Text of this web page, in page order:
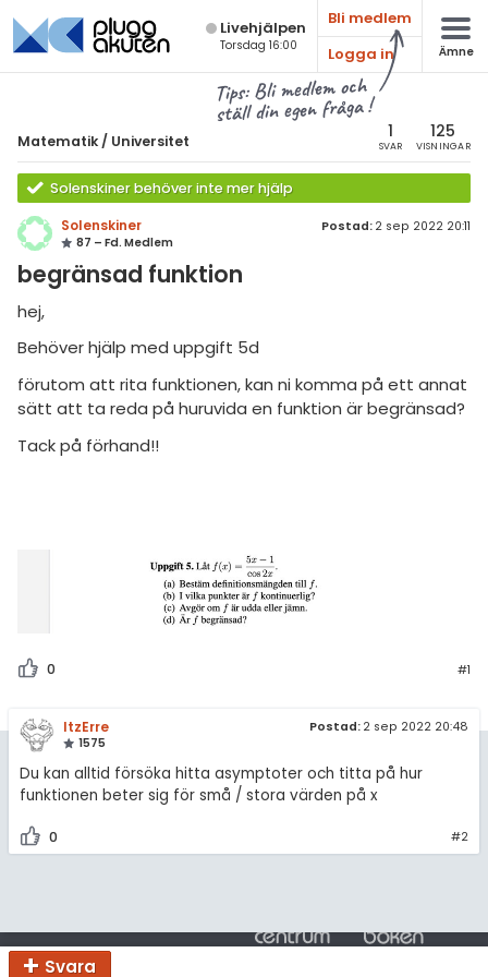
Live­hjälpen
Torsdag 16:00
Bli medlem
Logga in
Ämne
Tips: Bli medlem och
ställ din egen fråga !
Matematik / Universitet 1
SVAR
125
VISNINGAR
Solenskiner behöver inte mer hjälp
Solenskiner
87 – Fd. Medlem
Postad: 2 sep 2022 20:11
begränsad funktion
hej,
Behöver hjälp med uppgift 5d
förutom att rita funktionen, kan ni komma på ett annat
sätt att ta reda på huruvida en funktion är begränsad?
Tack på förhand!!
0 #1
ItzErre
1575
Postad: 2 sep 2022 20:48
Du kan alltid försöka hitta asymptoter och titta på hur
funktionen beter sig för små / stora värden på x
0 #2
Svara
Alla ämnen
Alla trådar
7
8
9
1
3
4
Matematik
Universitet
Alla trådar
Sannolikhet och Statistik
Diskret matematik
Regler
Allmänna villkor
Cookie-inställningar
& Bygg
språk
diskussioner